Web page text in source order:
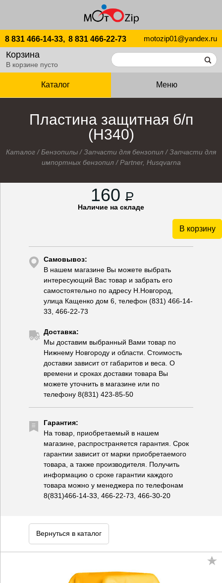
8 831 466-14-33, 8 831 466-22-73 motozip01@yandex.ru
Корзина
В корзине пусто
Каталог Меню
Пластина защитная б/п
(H340)
Каталог /Бензопилы /Запчасти для бензопил /Запчасти для
импортных бензопил/Partner, Husqvarna
160 P
Наличие на складе
В корзину
Самовывоз:
В нашем магазине Вы можете выбрать
интересующий Вас товар и забрать его
самостоятельно по адресу Н.Новгород,
улица Кащенко дом 6, телефон (831) 466-14-
33, 466-22-73
Доставка:
Мы доставим выбранный Вами товар по
Нижнему Новгороду и области. Стоимость
доставки зависит от габаритов и веса. О
времени и сроках доставки товара Вы
можете уточнить в магазине или по
телефону 8(831) 423-85-50
Гарантия:
На товар, приобретаемый в нашем
магазине, распространяется гарантия. Срок
гарантии зависит от марки приобретаемого
товара, а также производителя. Получить
информацию о сроке гарантии каждого
товара можно у менеджера по телефонам
8(831)466-14-33, 466-22-73, 466-30-20
Вернуться в каталог